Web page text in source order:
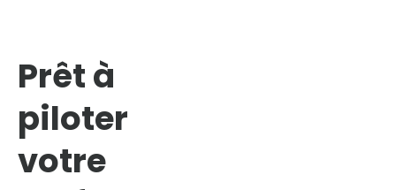
Prêt à
piloter
votre